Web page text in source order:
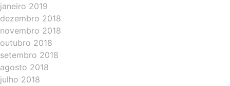
janeiro 2019
dezembro 2018
novembro 2018
outubro 2018
setembro 2018
agosto 2018
julho 2018